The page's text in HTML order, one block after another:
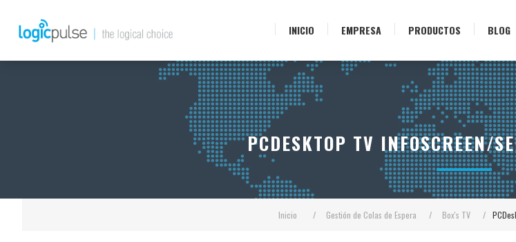
INICIO EMPRESA PRODUCTOS BLOG
Inicio / Gestión de Colas de Espera / Box's TV /
PCDESKTOP TV INFOSCREEN/